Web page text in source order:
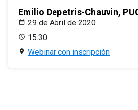
Emilio Depetris-Chauvin,
29 de Abril de 2020
15:30
Webinar con inscripción